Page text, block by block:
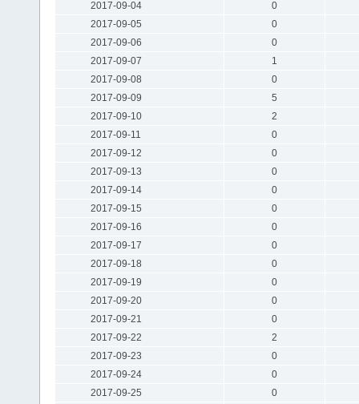
2017-09-04
0
2017-09-05
0
2017-09-06
0
2017-09-07
1
2017-09-08
0
2017-09-09
5
2017-09-10
2
2017-09-11
0
2017-09-12
0
2017-09-13
0
2017-09-14
0
2017-09-15
0
2017-09-16
0
2017-09-17
0
2017-09-18
0
2017-09-19
0
2017-09-20
0
2017-09-21
0
2017-09-22
2
2017-09-23
0
2017-09-24
0
2017-09-25
0